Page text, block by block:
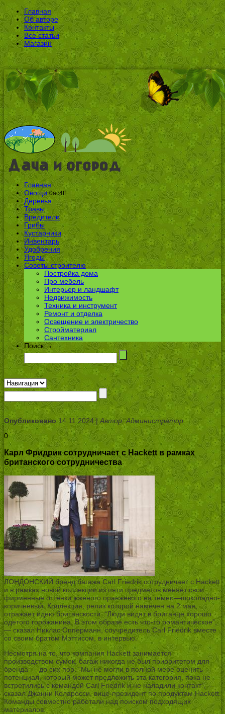
Главная
Об авторе
Контакты
Все статьи
Магазин
Главная
Овощи 0ac4ff
Деревья
Травы
Вредители
Грибы
Кустарники
Инвентарь
Удобрения
Ягоды
Советы строителю
Постройка дома
Про мебель
Интерьер и ландшафт
Недвижимость
Техника и инструмент
Ремонт и отделка
Освещение и электричество
Стройматериал
Сантехника
Поиск →
Опубликовано14.11.2024 | Автор: Администратор
0
Карл Фридрик сотрудничает с Hackett в рамках
британского сотрудничества
ЛОНДОНСКИЙ бренд багажа Carl Friedrik сотрудничает с Hackett
и в рамках новой коллекции из пяти предметов меняет свои
фирменные оттенки жженого оранжевого на темно—шоколадно-
коричневый. Коллекция, релиз которой намечен на 2 мая,
отражает идею британскости. “Люди видят в британце хорошо
одетого горожанина. В этом образе есть что-то романтическое”,
— сказал Никлас Опперманн, соучредитель Carl Friedrik вместе
со своим братом Мэттисом, в интервью.
Несмотря на то, что компания Hackett занимается
производством сумок, багаж никогда не был приоритетом для
бренда — до сих пор. “Мы не могли в полной мере оценить
потенциал, который может предложить эта категория, пока не
встретились с командой Carl Friedrik и не наладили контакт”, —
сказал Джанни Коларосси, вице-президент по продуктам Hackett.
Команды совместно работали над поиском подходящих
материалов.